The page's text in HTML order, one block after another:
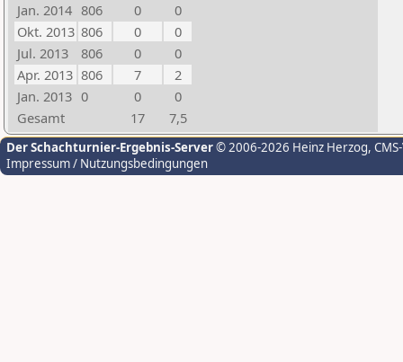
Jan. 2014 806 0
0
Okt. 2013 806 0
0
Jul. 2013
806 0
0
Apr. 2013 806 7
2
Jan. 2013 0 0
0
Gesamt
17 7,5
Der Schachturnier-Ergebnis-Server© 2006-2026 Heinz Herzog,
Impressum / Nutzungsbedingungen